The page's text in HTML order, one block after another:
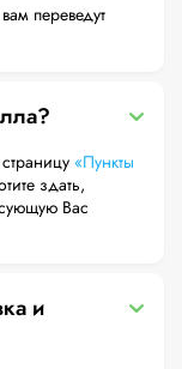
переведут
«Пункты
здать,
и